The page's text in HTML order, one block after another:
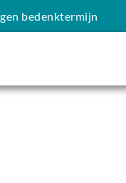
bedenktermijn